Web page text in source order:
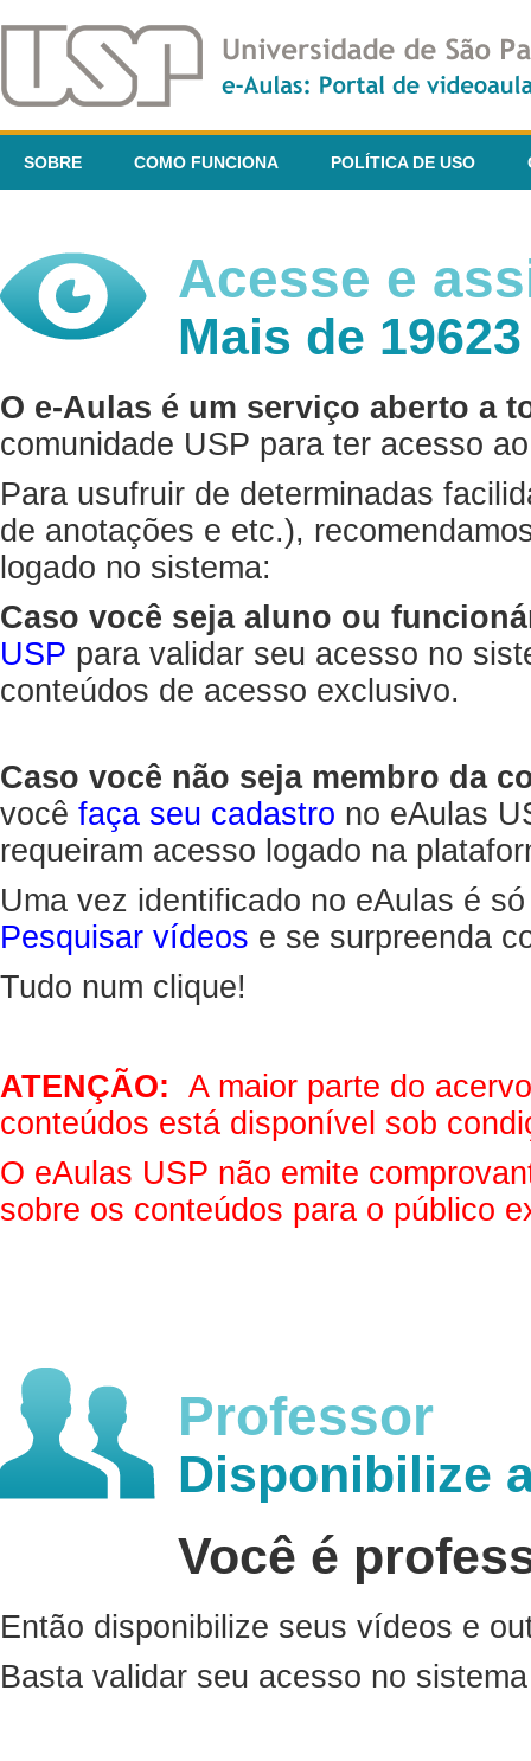
SOBRE COMO FUNCIONA POLÍTICA DE USO
Acesse e
Mais de
O e-Aulas é um serviço aberto a
comunidade USP para ter acesso
Para usufruir de determinadas
de anotações e etc.),
logado no sistema:
Caso você seja aluno ou
USP para validar seu acesso no
conteúdos de acesso exclusivo.
Caso você não seja membro da
você faça seu cadastro no eAulas
requeiram acesso logado na
Uma vez identificado no eAulas é
Pesquisar vídeos e se surpreenda
Tudo num clique!
ATENÇÃO: A maior parte do
conteúdos está disponível sob
O eAulas USP não emite
sobre os conteúdos para o público
Professor
Disponibilize
Você é
Então disponibilize seus vídeos e
Basta validar seu acesso no